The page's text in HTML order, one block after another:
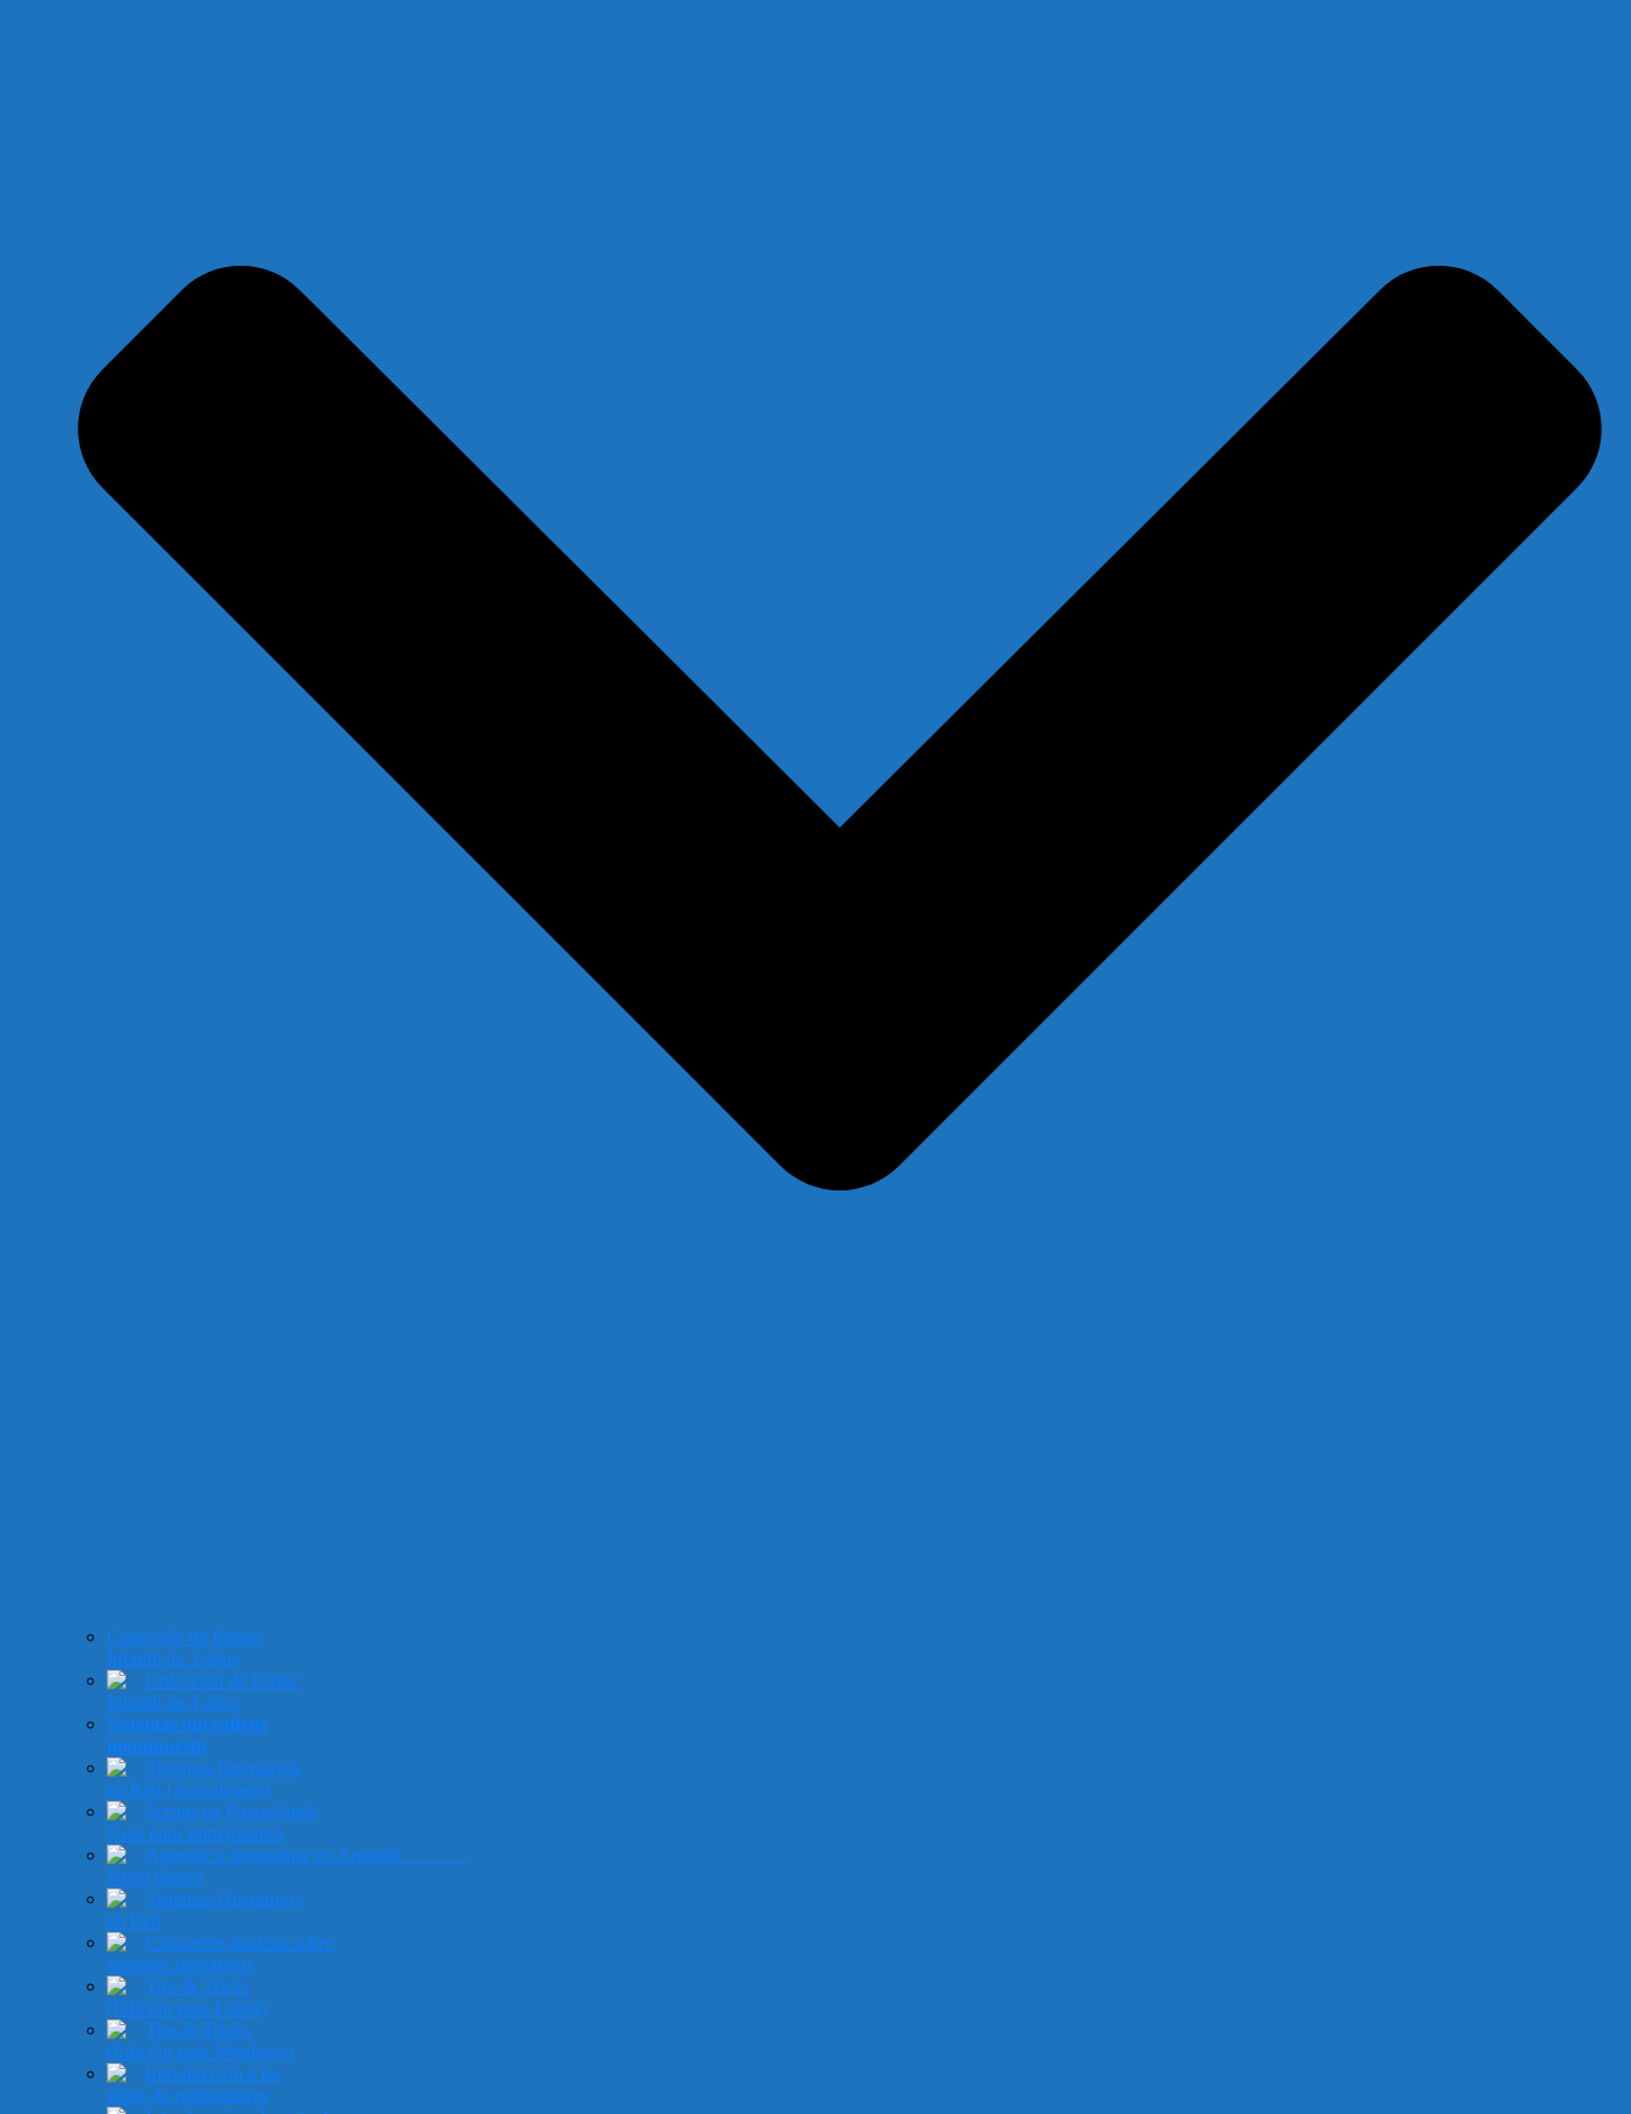
Colección de fichas:
Infantil de 3 años
Colección de fichas:
Infantil de 4 años
Sistemas operativos
monopuesto
Sistemas Operativos
en Red (Actualizado)
Scripts en PowerShell:
Guia para principiantes
Aprende a programar en Android:
Nivel básico
Sistemas Operativos
en Red
Conceptos básicos sobre
sistemas operativos
Tips & Tricks
(Edición para Linux)
Tips & Tricks
(Edición para Windows)
Introducción a las
redes de ordenadores